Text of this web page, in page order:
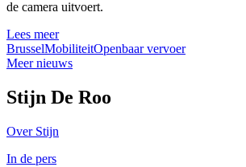
de camera uitvoert.
Lees meer
BrusselMobiliteitOpenbaar vervoer
Meer nieuws
Stijn De Roo
Over Stijn
In de pers